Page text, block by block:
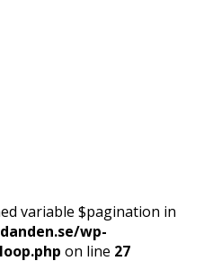
variable $pagination in
wp-
on line 27